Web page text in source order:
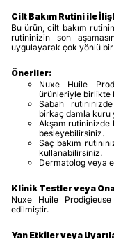
Cilt Bakım Rutini ile
Bu ürün, cilt bakım
rutininizin son
uygulayarak çok yönlü
Öneriler:
Nuxe Huile
ürünleriyle birlikte
Sabah
birkaç damla kuru
Akşam rutininizde
besleyebilirsiniz.
Saç bakım
kullanabilirsiniz.
Dermatolog veya
Klinik Testler veya
Nuxe Huile
edilmiştir.
Yan Etkiler veya